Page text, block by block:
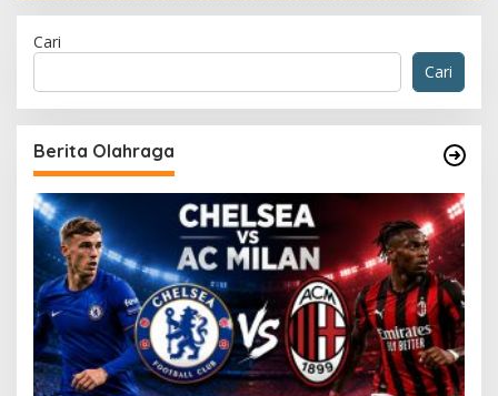
Cari
Cari
Berita Olahraga